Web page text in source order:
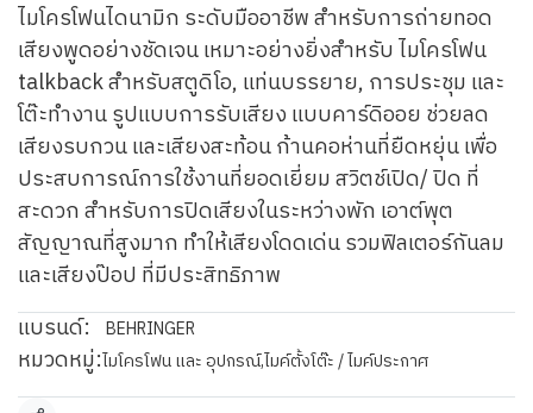
ไมโครโฟนไดนามิก ระดับมืออาชีพ สำหรับการถ่ายทอด
เสียงพูดอย่างชัดเจน เหมาะอย่างยิ่งสำหรับ ไมโครโฟน
talkback สำหรับสตูดิโอ, แท่นบรรยาย, การประชุม และ
โต๊ะทำงาน รูปแบบการรับเสียง แบบคาร์ดิออย ช่วยลด
เสียงรบกวน และเสียงสะท้อน ก้านคอห่านที่ยืดหยุ่น เพื่อ
ประสบการณ์การใช้งานที่ยอดเยี่ยม สวิตช์เปิด/ ปิด ที่
สะดวก สำหรับการปิดเสียงในระหว่างพัก เอาต์พุต
สัญญาณที่สูงมาก ทำให้เสียงโดดเด่น รวมฟิลเตอร์กันลม
และเสียงป๊อป ที่มีประสิทธิภาพ
แบรนด์:
BEHRINGER
หมวดหมู่:ไมโครโฟน และ อุปกรณ์,ไมค์ตั้งโต๊ะ / ไมค์ประกาศ